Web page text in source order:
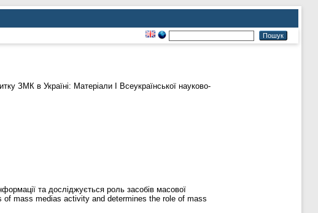
ЗМК в Україні: Матеріали І Всеукраїнської науково-
та досліджується роль засобів масової
of mass medias activity and determines the role of mass